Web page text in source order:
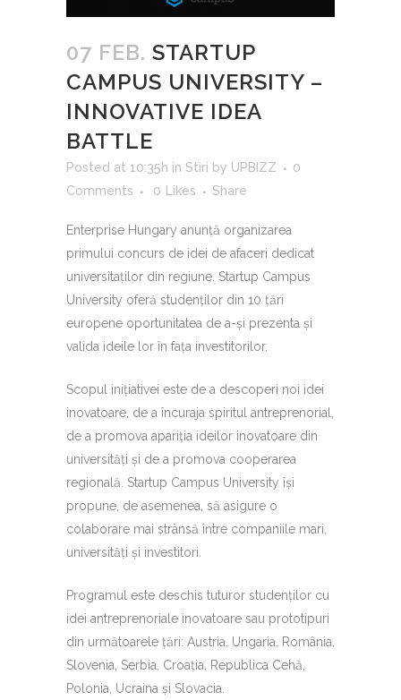
07 FEB. STARTUP
CAMPUS UNIVERSITY –
INNOVATIVE IDEA
BATTLE
Posted at 10:35h in Stiri by UPBIZZ
0
Comments
0 Likes Share
Enterprise Hungary anunță organizarea
primului concurs de idei de afaceri dedicat
universitaților din regiune. Startup Campus
University oferă studenților din 10 țări
europene oportunitatea de a-și prezenta și
valida ideile lor în fața investitorilor.
Scopul inițiativei este de a descoperi noi idei
inovatoare, de a încuraja spiritul antreprenorial,
de a promova apariția ideilor inovatoare din
universități și de a promova cooperarea
regională. Startup Campus University își
propune, de asemenea, să asigure o
colaborare mai strânsă între companiile mari,
universități și investitori.
Programul este deschis tuturor studenților cu
idei antreprenoriale inovatoare sau prototipuri
din următoarele țări: Austria, Ungaria, România,
Slovenia, Serbia, Croația, Republica Cehă,
Polonia, Ucraina și Slovacia.